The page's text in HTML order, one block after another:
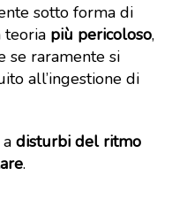
sotto forma di
teoria più pericoloso,
se raramente si
all’ingestione di
disturbi del ritmo
.